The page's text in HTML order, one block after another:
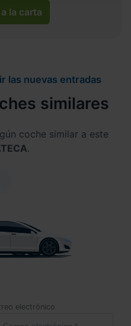
la carta
las nuevas entradas
similares
coche similar a este
.
electrónico